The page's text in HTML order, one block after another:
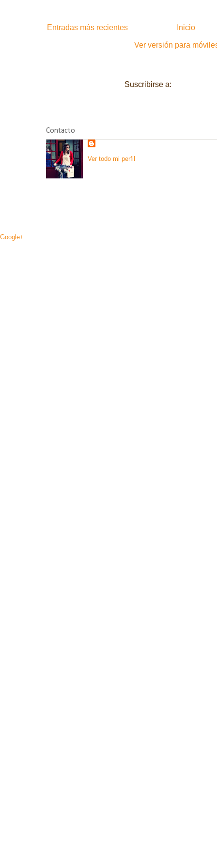
Entradas más recientes Inicio
Ver versión para
Suscribirse a:
Contacto
Ver todo mi perfil
Google+